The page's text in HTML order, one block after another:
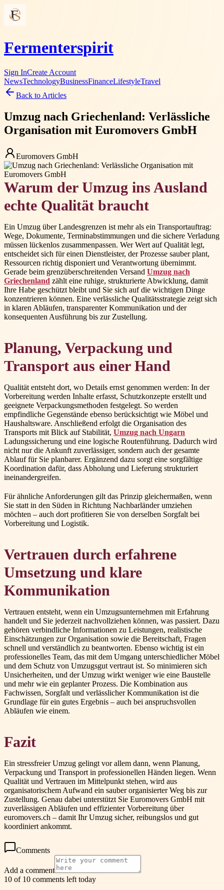
Fermenterspirit
Sign InCreate Account
NewsTechnologyBusinessFinanceLifestyleTravel
Back to Articles
Umzug nach Griechenland: Verlässliche
Organisation mit Euromovers GmbH
Euromovers GmbH
Warum der Umzug ins Ausland
echte Qualität braucht
Ein Umzug über Landesgrenzen ist mehr als ein Transportauftrag:
Wege, Dokumente, Terminabstimmungen und die sichere Verladung
müssen lückenlos zusammenpassen. Wer Wert auf Qualität legt,
entscheidet sich für einen Dienstleister, der Prozesse sauber plant,
Ressourcen richtig disponiert und Verantwortung übernimmt.
Gerade beim grenzüberschreitenden Versand Umzug nach
Griechenland zählt eine ruhige, strukturierte Abwicklung, damit
Ihre Habe geschützt bleibt und Sie sich auf die wichtigen Dinge
konzentrieren können. Eine verlässliche Qualitätsstrategie zeigt sich
in klaren Abläufen, transparenter Kommunikation und der
konsequenten Ausführung bis zur Zustellung.
Planung, Verpackung und
Transport aus einer Hand
Qualität entsteht dort, wo Details ernst genommen werden: In der
Vorbereitung werden Inhalte erfasst, Schutzkonzepte erstellt und
geeignete Verpackungsmethoden festgelegt. So werden
empfindliche Gegenstände ebenso berücksichtigt wie Möbel und
Haushaltsware. Anschließend erfolgt die Organisation des
Transports mit Blick auf Stabilität, Umzug nach Ungarn
Ladungssicherung und eine logische Routenführung. Dadurch wird
nicht nur die Ankunft zuverlässiger, sondern auch der gesamte
Ablauf für Sie planbarer. Ergänzend dazu sorgt eine sorgfältige
Koordination dafür, dass Abholung und Lieferung strukturiert
ineinandergreifen.
Für ähnliche Anforderungen gilt das Prinzip gleichermaßen, wenn
Sie statt in den Süden in Richtung Nachbarländer umziehen
möchten – auch dort profitieren Sie von derselben Sorgfalt bei
Vorbereitung und Logistik.
Vertrauen durch erfahrene
Umsetzung und klare
Kommunikation
Vertrauen entsteht, wenn ein Umzugsunternehmen mit Erfahrung
handelt und Sie jederzeit nachvollziehen können, was passiert. Dazu
gehören verbindliche Informationen zu Leistungen, realistische
Einschätzungen zur Organisation sowie die Bereitschaft, Fragen
schnell und verständlich zu beantworten. Ebenso wichtig ist ein
professionelles Team, das mit dem Umgang unterschiedlicher Möbel
und dem Schutz von Umzugsgut vertraut ist. So minimieren sich
Unsicherheiten, und der Umzug wirkt weniger wie eine Baustelle
und mehr wie ein geplanter Prozess. Die Kombination aus
Fachwissen, Sorgfalt und verlässlicher Kommunikation ist die
Grundlage für ein gutes Ergebnis – auch bei anspruchsvollen
Abläufen wie einem.
Fazit
Ein stressfreier Umzug gelingt vor allem dann, wenn Planung,
Verpackung und Transport in professionellen Händen liegen. Wenn
Qualität und Vertrauen im Mittelpunkt stehen, wird aus
organisatorischem Aufwand ein sauber organisierter Weg bis zur
Zustellung. Genau dabei unterstützt Sie Euromovers GmbH mit
zuverlässigen Abläufen und effizienter Vorbereitung über
euromovers.ch – damit Ihr Umzug sicher, reibungslos und gut
koordiniert ankommt.
Comments
Add a comment
10 of 10 comments left today